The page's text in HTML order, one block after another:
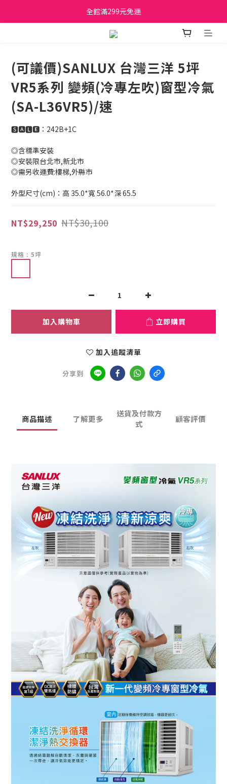
日立家電、國際牌 原廠管制價格 私訊優惠價
全館滿299元免運
日立家電、國際牌 原廠管制價格 私訊優惠價
(可議價)SANLUX 台灣三洋 5坪
VR5系列 變頻(冷專左吹)窗型冷氣
(SA-L36VR5)/速
🆂🅰🅻🅴：242B+1C
◎含標準安裝
◎安裝限台北市,新北市
◎需另收運費:樓梯,外縣市
外型尺寸(cm)：高 35.0*寬 56.0*深 65.5
NT$29,250 NT$30,100
規格 : 5坪
加入購物車 立即購買
加入追蹤清單
分享到
商品描述 了解更多
送貨及付款方
式
顧客評價